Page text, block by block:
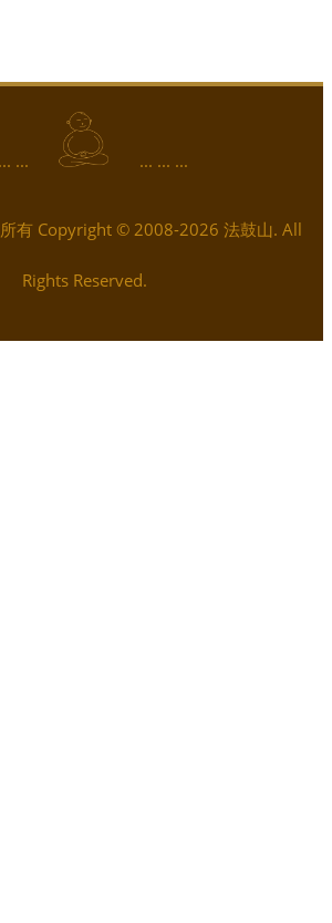
... ... ... ...
有 Copyright © 2008-2026 法鼓山. All
Rights Reserved.